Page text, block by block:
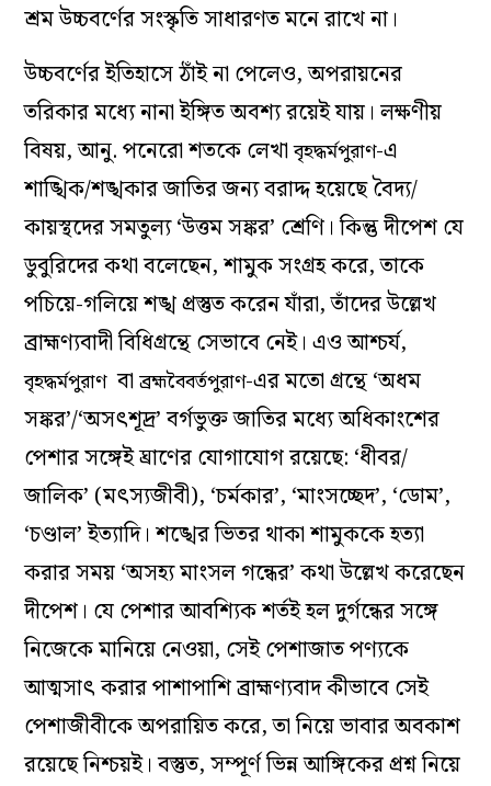
শ্রম উচ্চবর্ণের সংস্কৃতি সাধারণত মনে রাখে না।
উচ্চবর্ণের ইতিহাসে ঠাঁই না পেলেও, অপরায়নের
তরিকার মধ্যে নানা ইঙ্গিত অবশ্য রয়েই যায়। লক্ষণীয়
বিষয়, আনু. পনেরো শতকে লেখাবৃহদ্ধর্মপুরাণ-এ
শাঙ্খিক/শঙ্খকার জাতির জন্য বরাদ্দ হয়েছে বৈদ্য/
কায়স্থদের সমতুল্য ‘উত্তম সঙ্কর’ শ্রেণি। কিন্তু দীপেশ যে
ডুবুরিদের কথা বলেছেন, শামুক সংগ্রহ করে, তাকে
পচিয়ে-গলিয়ে শঙ্খ প্রস্তুত করেন যাঁরা, তাঁদের উল্লেখ
ব্রাহ্মণ্যবাদী বিধিগ্রন্থে সেভাবে নেই। এও আশ্চর্য,
বৃহদ্ধর্মপুরাণবাব্রহ্মবৈবর্তপুরাণ-এর মতো গ্রন্থে ‘অধম
সঙ্কর’/‘অসৎশূদ্র’ বর্গভুক্ত জাতির মধ্যে অধিকাংশের
পেশার সঙ্গেই ঘ্রাণের যোগাযোগ রয়েছে: ‘ধীবর/
জালিক’ (মৎস্যজীবী), ‘চর্মকার’, ‘মাংসচ্ছেদ’, ‘ডোম’,
‘চণ্ডাল’ ইত্যাদি। শঙ্খের ভিতর থাকা শামুককে হত্যা
করার সময় ‘অসহ্য মাংসল গন্ধের’ কথা উল্লেখ করেছেন
দীপেশ। যে পেশার আবশ্যিক শর্তই হল দুর্গন্ধের সঙ্গে
নিজেকে মানিয়ে নেওয়া, সেই পেশাজাত পণ্যকে
আত্মসাৎ করার পাশাপাশি ব্রাহ্মণ্যবাদ কীভাবে সেই
পেশাজীবীকে অপরায়িত করে, তা নিয়ে ভাবার অবকাশ
রয়েছে নিশ্চয়ই। বস্তুত, সম্পূর্ণ ভিন্ন আঙ্গিকের প্রশ্ন নিয়ে